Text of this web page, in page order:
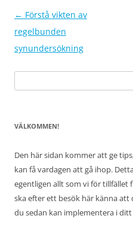
Inläggsnavigering
← Förstå vikten av
regelbunden
synundersökning
efter:
VÄLKOMMEN!
Den här sidan kommer att ge
kan få vardagen att gå ihop.
egentligen allt som vi för tillfället
ska efter ett besök här känna
du sedan kan implementera i